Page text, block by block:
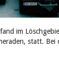
im
statt.